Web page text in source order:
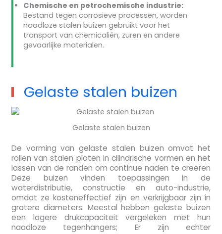
Chemische en petrochemische industrie:
Bestand tegen corrosieve processen, worden
naadloze stalen buizen gebruikt voor het
transport van chemicaliën, zuren en andere
gevaarlijke materialen.
Gelaste stalen buizen
Gelaste stalen buizen
De vorming van gelaste stalen buizen omvat het
rollen van stalen platen in cilindrische vormen en het
lassen van de randen om continue naden te creëren
Deze buizen vinden toepassingen in de
waterdistributie, constructie en auto-industrie,
omdat ze kosteneffectief zijn en verkrijgbaar zijn in
grotere diameters. Meestal hebben gelaste buizen
een lagere drukcapaciteit vergeleken met hun
naadloze tegenhangers; Er zijn echter